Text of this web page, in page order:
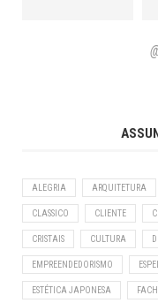
ALEGRIA ARQUITETURA
CLASSICO CLIENTE
CRISTAIS CULTURA
EMPREENDEDORISMO
ESTÉTICA JAPONESA